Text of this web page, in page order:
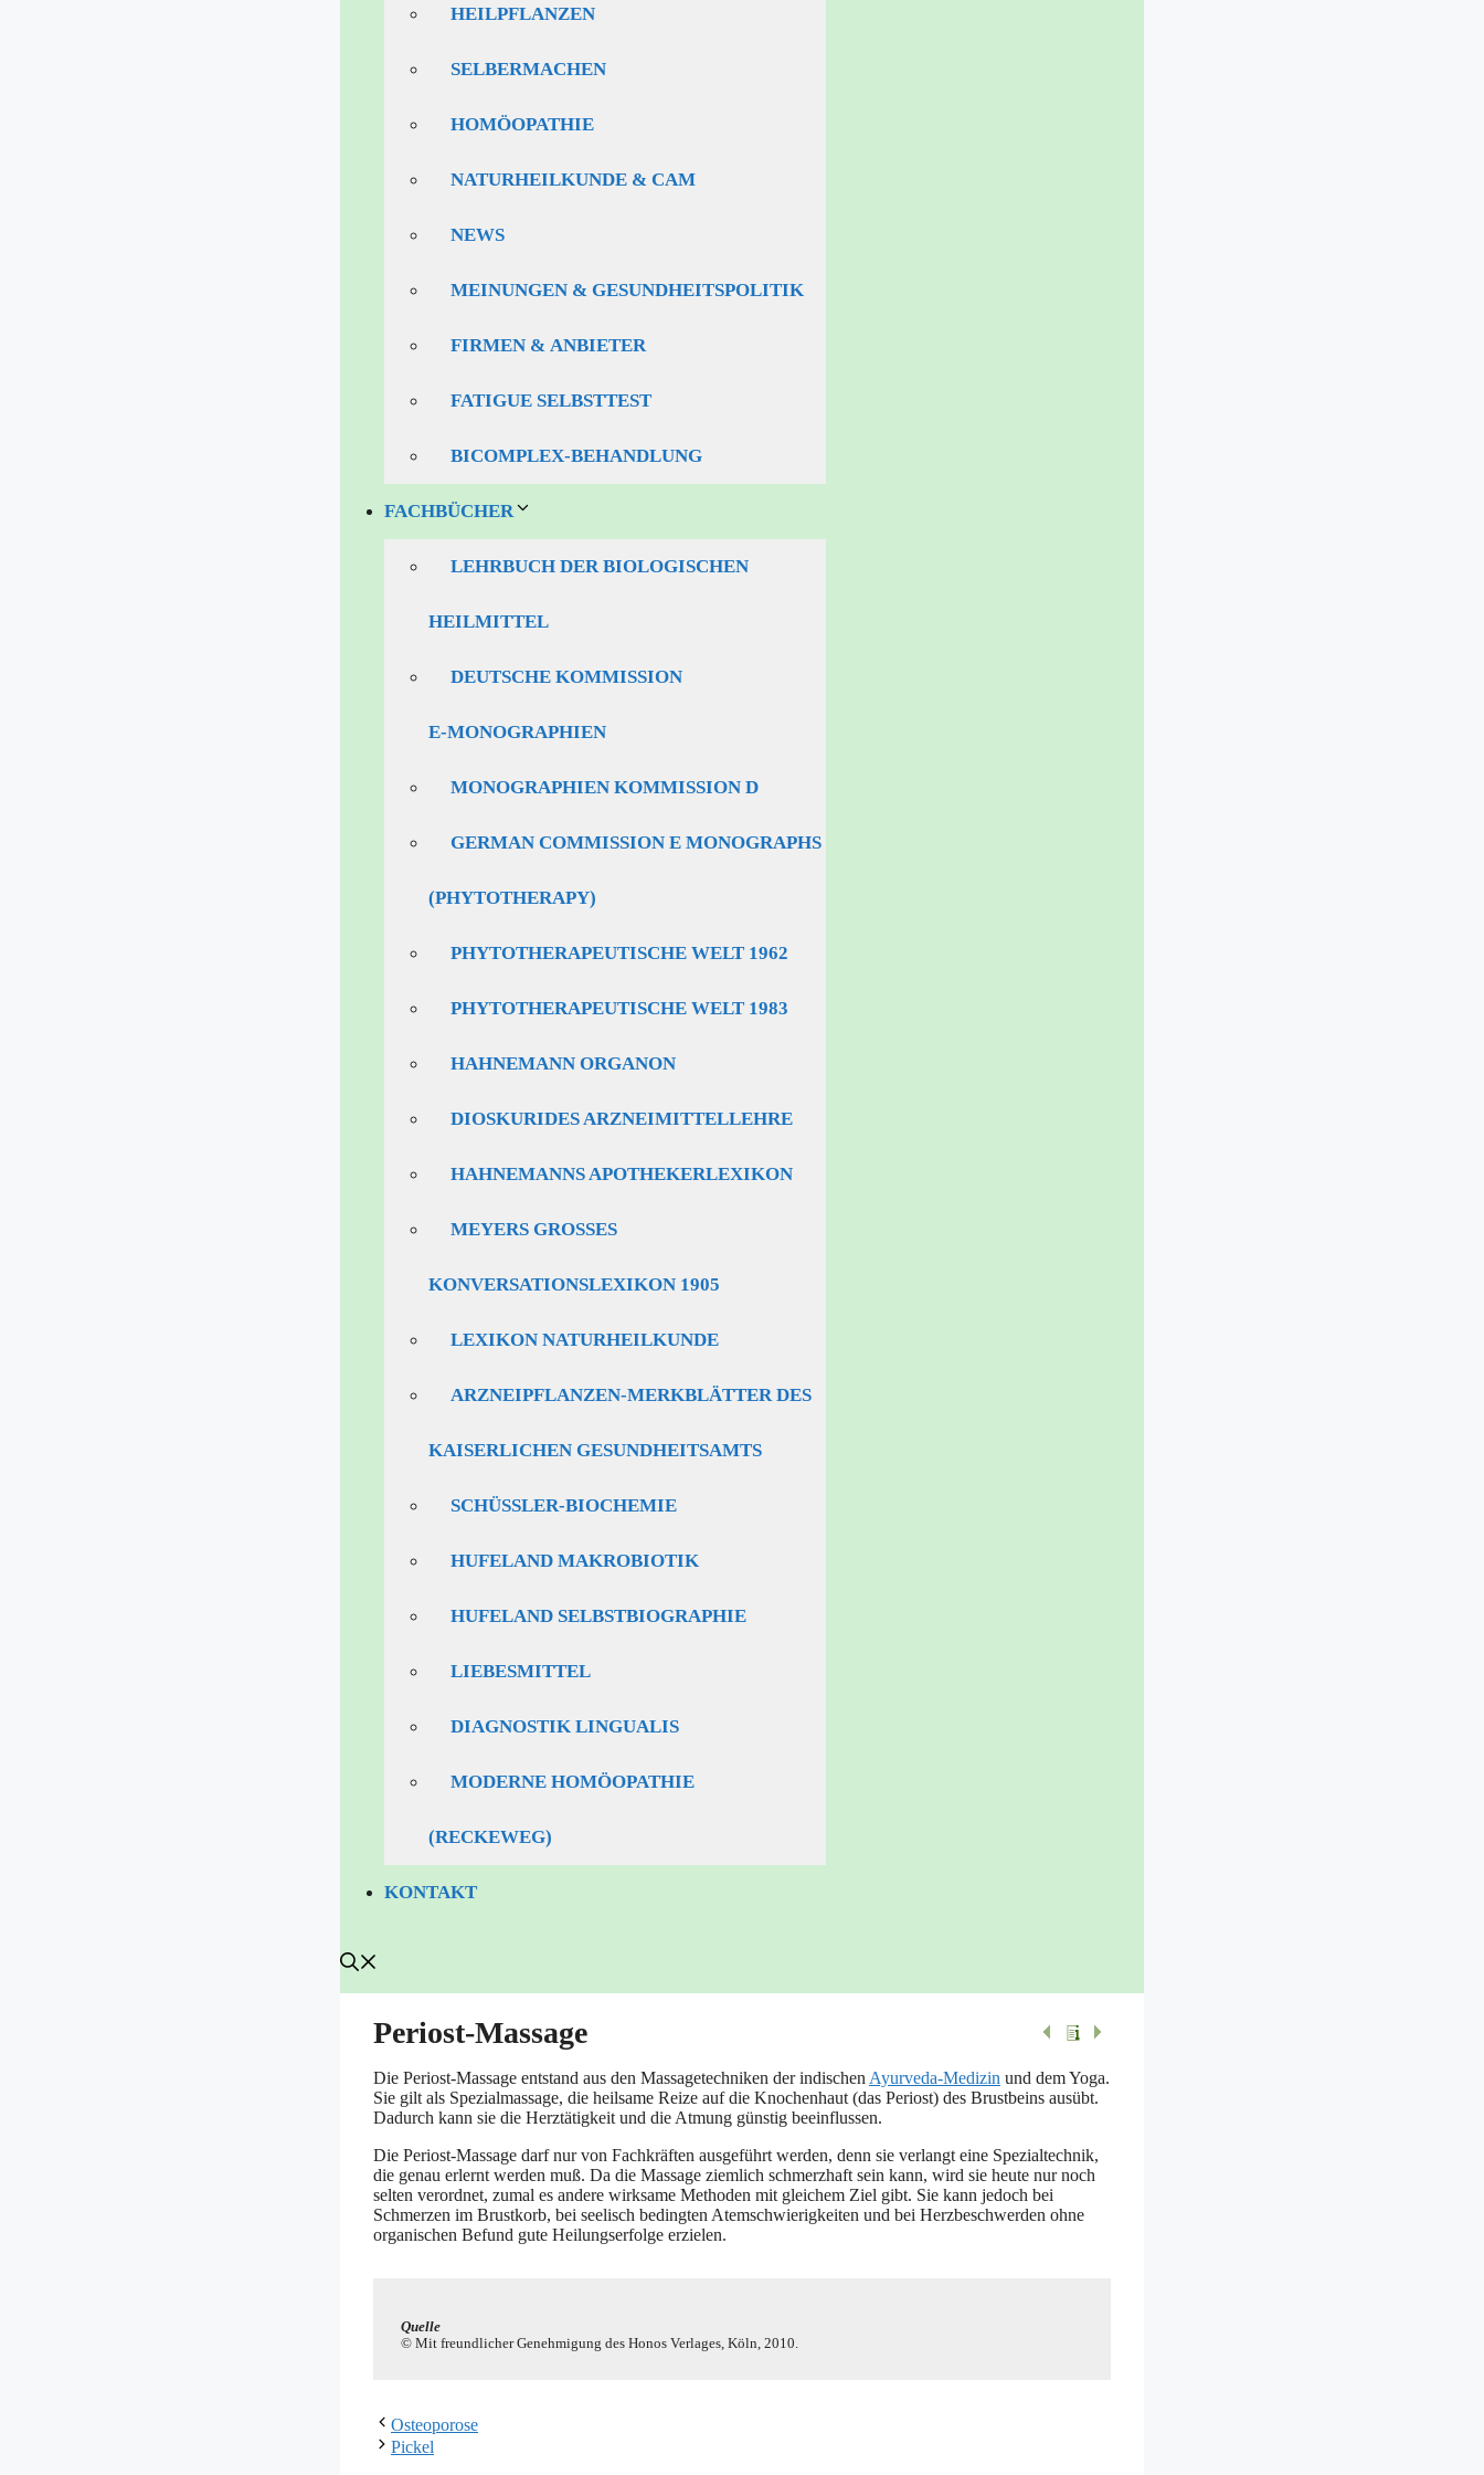
HEILPFLANZEN
SELBERMACHEN
HOMÖOPATHIE
NATURHEILKUNDE & CAM
NEWS
MEINUNGEN & GESUNDHEITSPOLITIK
FIRMEN & ANBIETER
FATIGUE SELBSTTEST
BICOMPLEX-BEHANDLUNG
FACHBÜCHER
LEHRBUCH DER BIOLOGISCHEN
HEILMITTEL
DEUTSCHE KOMMISSION
E‑MONOGRAPHIEN
MONOGRAPHIEN KOMMISSION D
GERMAN COMMISSION E MONOGRAPHS
(PHYTOTHERAPY)
PHYTOTHERAPEUTISCHE WELT 1962
PHYTOTHERAPEUTISCHE WELT 1983
HAHNEMANN ORGANON
DIOSKURIDES ARZNEIMITTELLEHRE
HAHNEMANNS APOTHEKERLEXIKON
MEYERS GROSSES K
ONVERSATIONSLEXIKON 1905
LEXIKON NATURHEILKUNDE
ARZNEIPFLANZEN-MERKBLÄTTER DES
KAISERLICHEN GESUNDHEITSAMTS
SCHÜSSLER-BIOCHEMIE
HUFELAND MAKROBIOTIK
HUFELAND SELBSTBIOGRAPHIE
LIEBESMITTEL
DIAGNOSTIK LINGUALIS
MODERNE HOMÖOPATHIE
(RECKEWEG)
KONTAKT
Periost-Massage
Die Peri­ost-Mas­sa­ge ent­stand aus den Mas­sa­ge­tech­ni­ken der indi­schen Ayur­ve­da-Medi­zin und dem Yoga.
Sie gilt als Spe­zi­al­mas­sa­ge, die heil­sa­me Rei­ze auf die Kno­chen­haut (das Peri­ost) des Brust­beins aus­übt.
Dadurch kann sie die Herz­tä­tig­keit und die Atmung güns­tig beeinflussen.
Die Peri­ost-Mas­sa­ge darf nur von Fach­kräf­ten aus­ge­führt wer­den, denn sie ver­langt eine Spe­zi­al­tech­nik,
die genau erlernt wer­den muß. Da die Mas­sa­ge ziem­lich schmerz­haft sein kann, wird sie heu­te nur noch
sel­ten ver­ord­net, zumal es ande­re wirk­sa­me Metho­den mit glei­chem Ziel gibt. Sie kann jedoch bei
Schmer­zen im Brust­korb, bei see­lisch beding­ten Atem­schwie­rig­kei­ten und bei Herz­be­schwer­den ohne
orga­ni­schen Befund gute Hei­lungs­er­fol­ge erzielen.
Quel­le
© Mit freund­li­cher Geneh­mi­gung des Honos Ver­la­ges, Köln, 2010.
Osteoporose
Pickel